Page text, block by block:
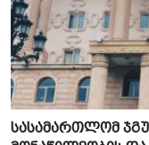
სასამართლომ